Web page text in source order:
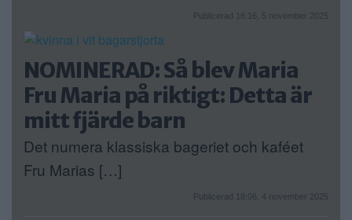
Publicerad 16:16, 5 november 2025
NOMINERAD: Så blev Maria
Fru Maria på riktigt: Detta är
mitt fjärde barn
Det numera klassiska bageriet och kaféet
Fru Marias […]
Publicerad 18:06, 4 november 2025